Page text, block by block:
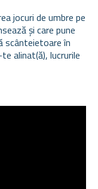
jocuri de umbre pe
și care pune
scânteietoare în
alinat(ă), lucrurile